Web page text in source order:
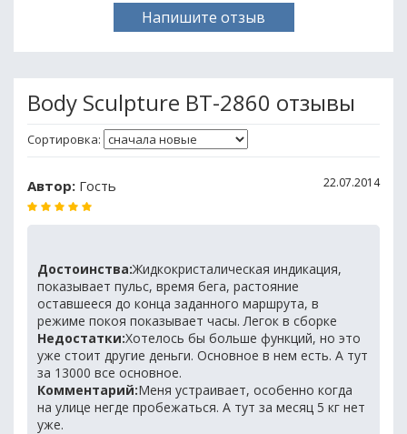
Напишите отзыв
Body Sculpture BT-2860 отзывы
Сортировка:
Автор: Гость 22.07.2014
Достоинства:Жидкокристалическая индикация,
показывает пульс, время бега, растояние
оставшееся до конца заданного маршрута, в
режиме покоя показывает часы. Легок в сборке
Недостатки:Хотелось бы больше функций, но это
уже стоит другие деньги. Основное в нем есть. А тут
за 13000 все основное.
Комментарий:Меня устраивает, особенно когда
на улице негде пробежаться. А тут за месяц 5 кг нет
уже.